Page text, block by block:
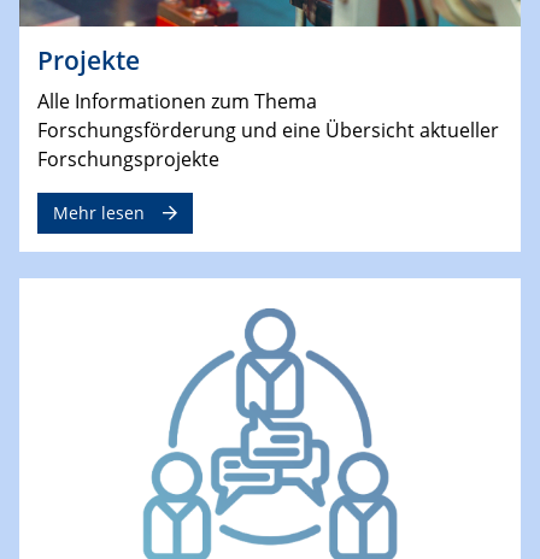
Projekte
Alle Informationen zum Thema
Forschungsförderung und eine Übersicht aktueller
Forschungsprojekte
Mehr lesen